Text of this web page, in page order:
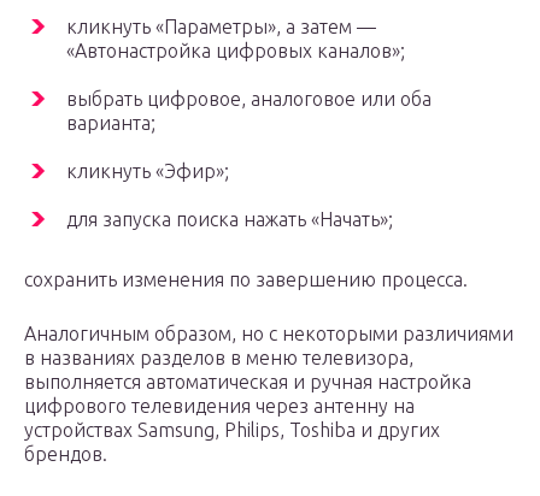
кликнуть «Параметры», а затем —
«Автонастройка цифровых каналов»;
выбрать цифровое, аналоговое или оба
варианта;
кликнуть «Эфир»;
для запуска поиска нажать «Начать»;
сохранить изменения по завершению процесса.
Аналогичным образом, но с некоторыми различиями
в названиях разделов в меню телевизора,
выполняется автоматическая и ручная настройка
цифрового телевидения через антенну на
устройствах Samsung, Philips, Toshiba и других
брендов.